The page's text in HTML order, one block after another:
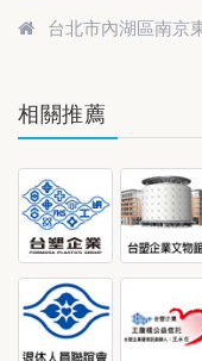
台北市內湖區南京
相關推薦